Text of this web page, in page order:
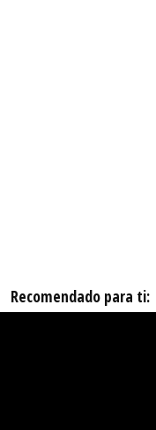
Recomendado para ti: